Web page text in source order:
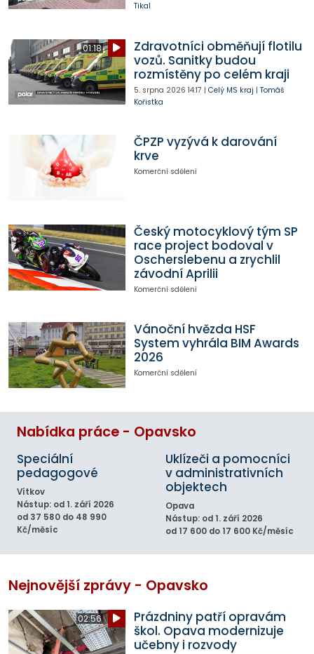
Tikal
01:18
Zdravotníci obměňují flotilu
vozů. Sanitky budou
rozmístěny po celém kraji
5. srpna 2026 14:17 | Celý MS kraj | Tomáš
Kořistka
ČPZP vyzývá k darování
krve
Komerční sdělení
Český motocyklový tým SP
race project bodoval v
Oscherslebenu a zrychlil
závodní Aprilii
Komerční sdělení
Vánoční hvězda HSF
System vyhrála BIM Awards
2026
Komerční sdělení
Nabídka práce - Opavsko
Speciální
pedagogové
Vítkov
Nástup: od 1. září 2026
od 37 580 do 48 990
Kč/měsíc
Uklízeči a pomocníci
v administrativních
objektech
Opava
Nástup: od 1. září 2026
od 17 600 do 17 600 Kč/měsíc
Nejnovější zprávy - Opavsko
02:56
Prázdniny patří opravám
škol. Opava modernizuje
učebny i rozvody